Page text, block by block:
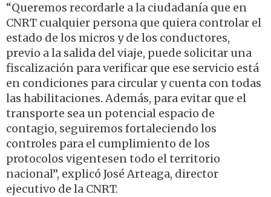
“Queremos recordarle a la ciudadanía que en
CNRT cualquier persona que quiera controlar el
estado de los micros y de los conductores,
previo a la salida del viaje, puede solicitar una
fiscalización para verificar que ese servicio está
en condiciones para circular y cuenta con todas
las habilitaciones. Además, para evitar que el
transporte sea un potencial espacio de
contagio, seguiremos fortaleciendo los
controles para el cumplimiento de los
protocolos vigentesen todo el territorio
nacional”, explicó José Arteaga, director
ejecutivo de la CNRT.